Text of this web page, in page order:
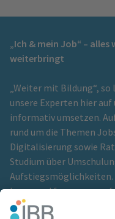
„Ich & mein Job“ –
weiterbringt
„Weiter mit Bildung“,
unsere Experten hier
informativ umsetzen.
rund um die Themen
Digitalisierung sowie
Studium über
Aufstiegsmöglichkeiten.
Lesen und freuen uns